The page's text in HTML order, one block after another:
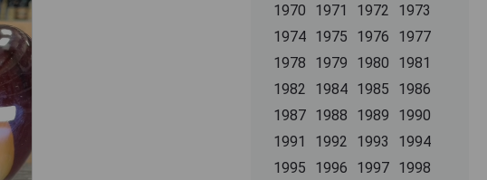
1970
1971 1972
1973
1974 1975 1976
1977
1978
1979 1980
1981
1982
1984 1985
1986
1987 1988 1989
1990
1991
1992 1993
1994
1995
1996 1997 1998